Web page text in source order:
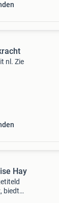
nl. Zie
Hay
biedt